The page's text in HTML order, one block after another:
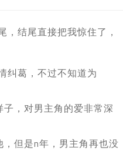
结尾直接把我惊住了，
纠葛，不过不知道为
，对男主角的爱非常深
但是n年，男主角再也没